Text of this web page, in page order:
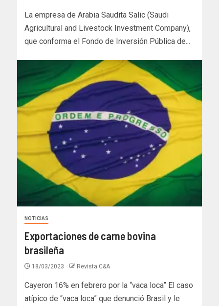
La empresa de Arabia Saudita Salic (Saudi
Agricultural and Livestock Investment Company),
que conforma el Fondo de Inversión Pública de...
NOTICIAS
Exportaciones de carne bovina
brasileña
18/03/2023 Revista C&A
Cayeron 16% en febrero por la “vaca loca” El caso
atípico de “vaca loca” que denunció Brasil y le